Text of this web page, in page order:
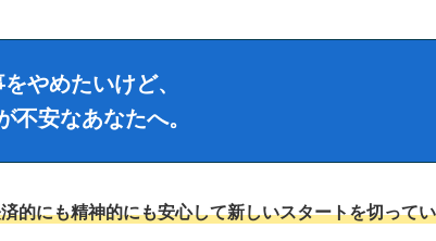
やめたいけど、
不安なあなたへ。
的にも精神的にも安心して新しいスタートを切って